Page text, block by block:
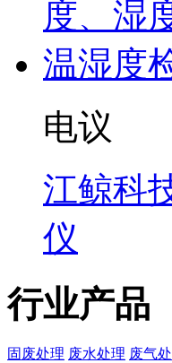
电议
江鲸科
仪
行业产品
固废处理 废水处理 废气